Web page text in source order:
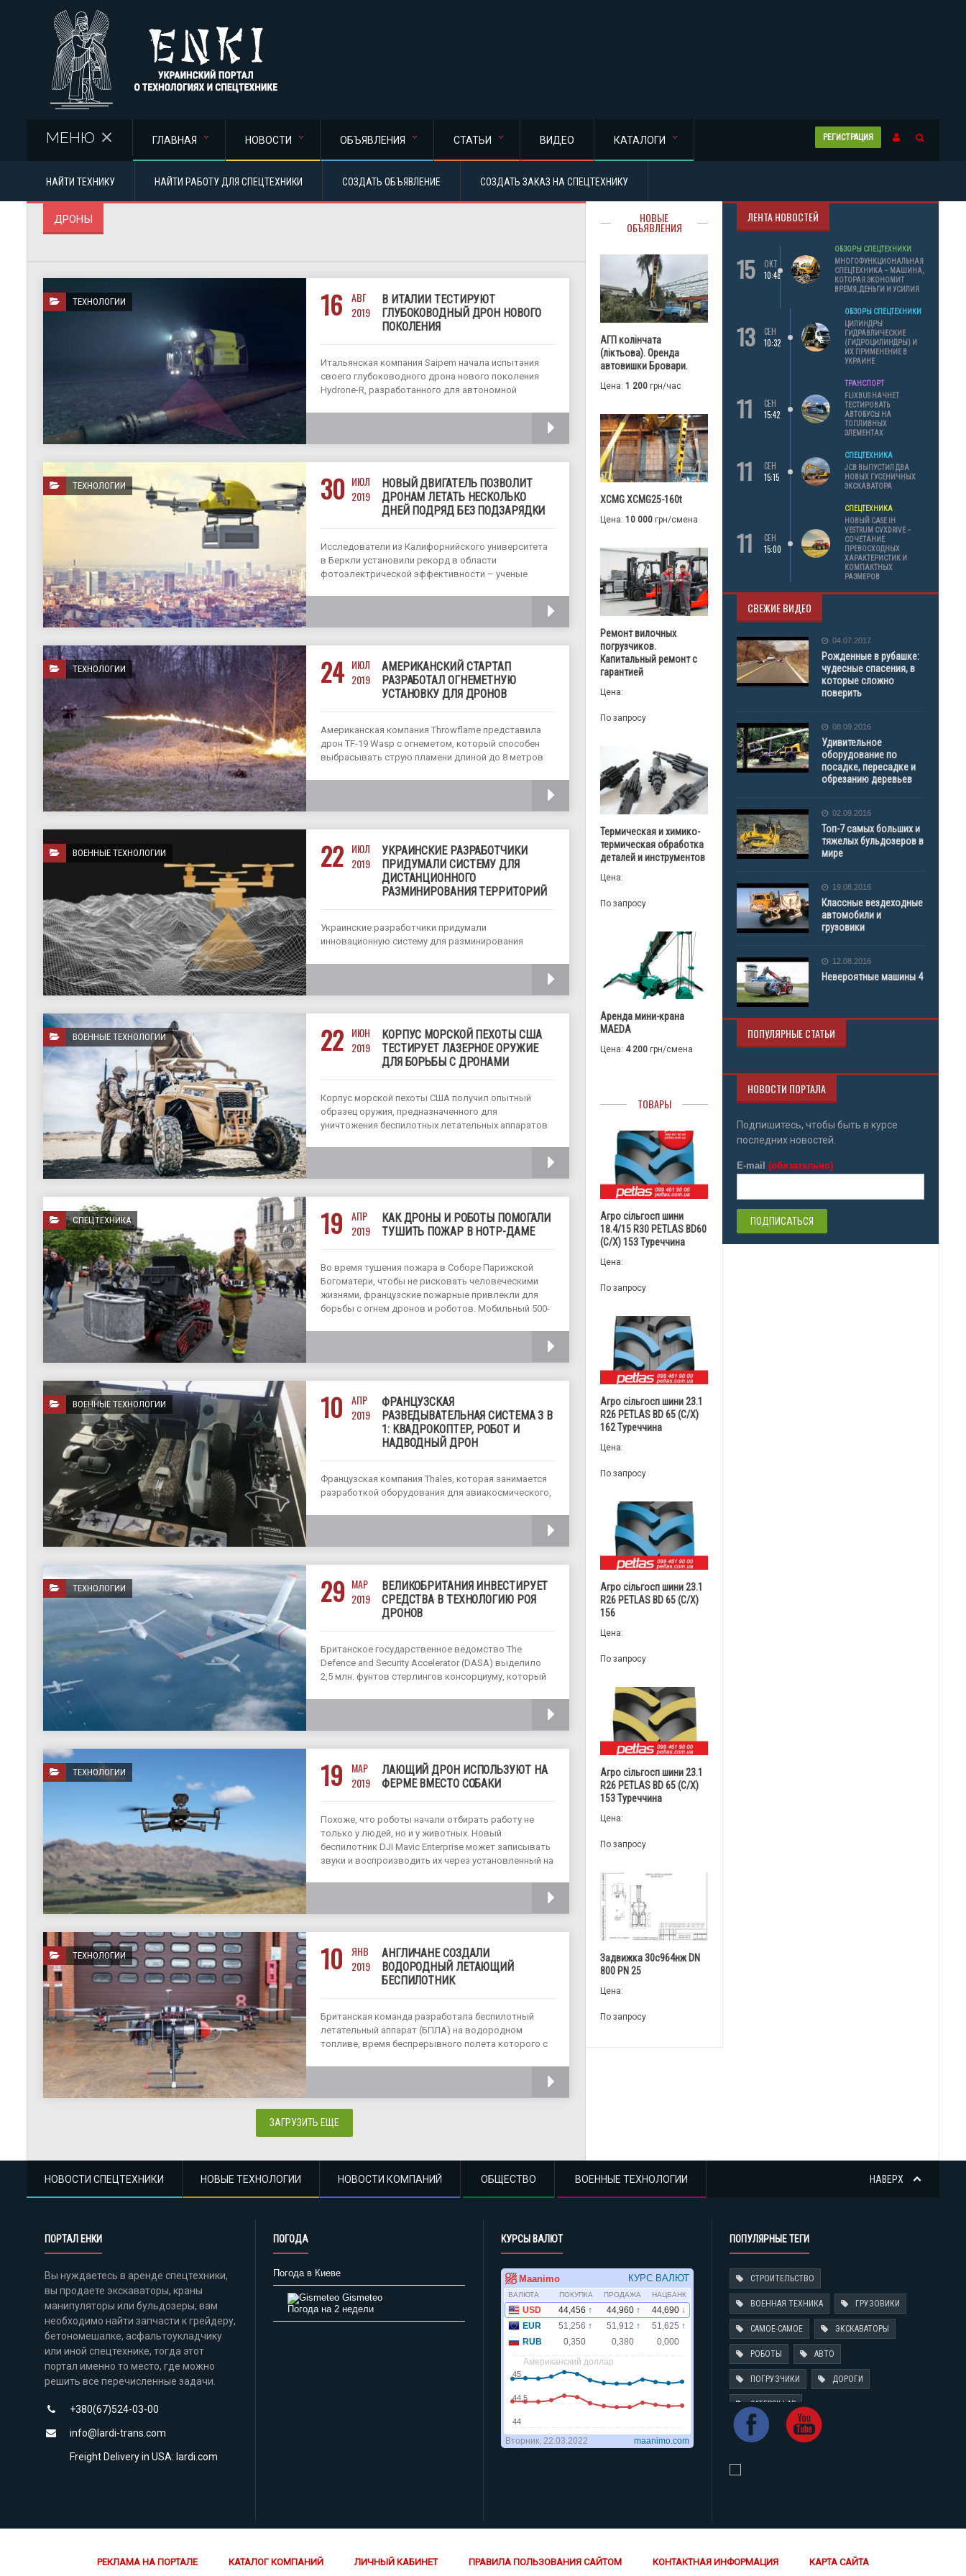
РЕГИСТРАЦИЯ
МЕНЮ ГЛАВНАЯ НОВОСТИ ОБЪЯВЛЕНИЯ СТАТЬИ ВИДЕО КАТАЛОГИ
НАЙТИ ТЕХНИКУ НАЙТИ РАБОТУ ДЛЯ СПЕЦТЕХНИКИ СОЗДАТЬ ОБЪЯВЛЕНИЕ СОЗДАТЬ ЗАКАЗ НА СПЕЦТЕХНИКУ
ДРОНЫ
ТЕХНОЛОГИИ 16
АВГ
2019
В ИТАЛИИ ТЕСТИРУЮТ
ГЛУБОКОВОДНЫЙ ДРОН НОВОГО
ПОКОЛЕНИЯ
Итальянская компания Saipem начала испытания
своего глубоководного дрона нового поколения
Hydrone-R, разработанного для автономной
года. В рамках программы Hydrone было
ЧИТАТЬ
ТЕХНОЛОГИИ 30 ИЮЛ
2019
НОВЫЙ ДВИГАТЕЛЬ ПОЗВОЛИТ
ДРОНАМ ЛЕТАТЬ НЕСКОЛЬКО
ДНЕЙ ПОДРЯД БЕЗ ПОДЗАРЯДКИ
Исследователи из Калифорнийского университета
в Беркли установили рекорд в области
фотоэлектрической эффективности – ученые
последние 15 лет способность устройств
ТЕХНОЛОГИИ 24 ИЮЛ
2019
АМЕРИКАНСКИЙ СТАРТАП
РАЗРАБОТАЛ ОГНЕМЕТНУЮ
УСТАНОВКУ ДЛЯ ДРОНОВ
Американская компания Throwflame представила
дрон TF-19 Wasp с огнеметом, который способен
выбрасывать струю пламени длиной до 8 метров
выполнение задач опасно для человека. TF-19 Wasp
– это не
ЧИТАТЬ
ВОЕННЫЕ ТЕХНОЛОГИИ 22 ИЮЛ
2019
УКРАИНСКИЕ РАЗРАБОТЧИКИ
ПРИДУМАЛИ СИСТЕМУ ДЛЯ
ДИСТАНЦИОННОГО
РАЗМИНИРОВАНИЯ ТЕРРИТОРИЙ
Украинские разработчики придумали
инновационную систему для разминирования
разминировать до одного квадратного километра
в
ЧИТАТЬ
ВОЕННЫЕ ТЕХНОЛОГИИ 22 ИЮН
2019
КОРПУС МОРСКОЙ ПЕХОТЫ США
ТЕСТИРУЕТ ЛАЗЕРНОЕ ОРУЖИЕ
ДЛЯ БОРЬБЫ С ДРОНАМИ
Корпус морской пехоты США получил опытный
образец оружия, предназначенного для
уничтожения беспилотных летательных аппаратов
военными. «Данное устройство было разработано
ЧИТАТЬ
СПЕЦТЕХНИКА 19
АПР
2019
КАК ДРОНЫ И РОБОТЫ ПОМОГАЛИ
ТУШИТЬ ПОЖАР В НОТР-ДАМЕ
Во время тушения пожара в Соборе Парижской
Богоматери, чтобы не рисковать человеческими
жизнями, французские пожарные привлекли для
борьбы с огнем дронов и роботов. Мобильный 500-
ЧИТАТЬ
ВОЕННЫЕ ТЕХНОЛОГИИ 10
АПР
2019
ФРАНЦУЗСКАЯ
РАЗВЕДЫВАТЕЛЬНАЯ СИСТЕМА 3 В
1: КВАДРОКОПТЕР, РОБОТ И
НАДВОДНЫЙ ДРОН
Французская компания Thales, которая занимается
разработкой оборудования для авиакосмического,
модульная роботизированная система, которую
ЧИТАТЬ
ТЕХНОЛОГИИ 29 МАР
2019
ВЕЛИКОБРИТАНИЯ ИНВЕСТИРУЕТ
СРЕДСТВА В ТЕХНОЛОГИЮ РОЯ
ДРОНОВ
Британское государственное ведомство The
Defence and Security Accelerator (DASA) выделило
2,5 млн. фунтов стерлингов консорциуму, который
Проект «Many Drones Make Light Work» является
ЧИТАТЬ
ТЕХНОЛОГИИ 19
МАР
2019
ЛАЮЩИЙ ДРОН ИСПОЛЬЗУЮТ НА
ФЕРМЕ ВМЕСТО СОБАКИ
Похоже, что роботы начали отбирать работу не
только у людей, но и у животных. Новый
беспилотник DJI Mavic Enterprise может записывать
звуки и воспроизводить их через установленный на
ЧИТАТЬ
ТЕХНОЛОГИИ 10
ЯНВ
2019
АНГЛИЧАНЕ СОЗДАЛИ
ВОДОРОДНЫЙ ЛЕТАЮЩИЙ
БЕСПИЛОТНИК
Британская команда разработала беспилотный
летательный аппарат (БПЛА) на водородном
топливе, время беспрерывного полета которого с
разработала многороторный летательный аппарат,
работающий от водородного топливного элемента
Intelligent Energy. Заказчиком
ЗАГРУЗИТЬ ЕЩЕ
НОВЫЕ
ОБЪЯВЛЕНИЯ
АГП колінчата
(ліктьова). Оренда
автовишки Бровари.
Цена: 1 200 грн/час
XCMG XCMG25-160t
Цена: 10 000 грн/смена
Ремонт вилочных
погрузчиков.
Капитальный ремонт с
гарантией
Цена:
По запросу
Термическая и химико-
термическая обработка
деталей и инструментов
Цена:
По запросу
Аренда мини-крана
MAEDA
Цена: 4 200 грн/смена
ТОВАРЫ
Агро сільгосп шини
18.4/15 R30 PETLAS BD60
(С/Х) 153 Туреччина
Цена:
По запросу
Агро сільгосп шини 23.1
R26 PETLAS BD 65 (С/Х)
162 Туреччина
Цена:
По запросу
Агро сільгосп шини 23.1
R26 PETLAS BD 65 (С/Х)
156
Цена:
По запросу
Агро сільгосп шини 23.1
R26 PETLAS BD 65 (С/Х)
153 Туреччина
Цена:
По запросу
Задвижка 30с964нж DN
800 PN 25
Цена:
По запросу
ЛЕНТА НОВОСТЕЙ
15
ОКТ
10:48
ОБЗОРЫ СПЕЦТЕХНИКИ
МНОГОФУНКЦИОНАЛЬНАЯ
СПЕЦТЕХНИКА – МАШИНА,
КОТОРАЯ ЭКОНОМИТ
ВРЕМЯ, ДЕНЬГИ И УСИЛИЯ
13
СЕН
10:32
ОБЗОРЫ СПЕЦТЕХНИКИ
ЦИЛИНДРЫ
ГИДРАВЛИЧЕСКИЕ
(ГИДРОЦИЛИНДРЫ) И
ИХ ПРИМЕНЕНИЕ В
УКРАИНЕ
11
СЕН
15:42
ТРАНСПОРТ
FLIXBUS НАЧНЕТ
ТЕСТИРОВАТЬ
АВТОБУСЫ НА
ТОПЛИВНЫХ
ЭЛЕМЕНТАХ
11
СЕН
15:15
СПЕЦТЕХНИКА
JCB ВЫПУСТИЛ ДВА
НОВЫХ ГУСЕНИЧНЫХ
ЭКСКАВАТОРА
11
СЕН
15:00
СПЕЦТЕХНИКА
НОВЫЙ CASE IH
VESTRUM CVXDRIVE –
СОЧЕТАНИЕ
ПРЕВОСХОДНЫХ
ХАРАКТЕРИСТИК И
КОМПАКТНЫХ
РАЗМЕРОВ
СВЕЖИЕ ВИДЕО
04.07.2017
Рожденные в рубашке:
чудесные спасения, в
которые сложно
поверить
08.09.2016
Удивительное
оборудование по
посадке, пересадке и
обрезанию деревьев
02.09.2016
Топ-7 самых больших и
тяжелых бульдозеров в
мире
19.08.2016
Классные вездеходные
автомобили и
грузовики
12.08.2016
Невероятные машины 4
ПОПУЛЯРНЫЕ СТАТЬИ
НОВОСТИ ПОРТАЛА
Подпишитесь, чтобы быть в курсе
последних новостей.
E-mail(обязательно)
НАВЕРХ
НОВОСТИ СПЕЦТЕХНИКИ НОВЫЕ ТЕХНОЛОГИИ НОВОСТИ КОМПАНИЙ ОБЩЕСТВО ВОЕННЫЕ ТЕХНОЛОГИИ
ПОРТАЛ ЕНКИ
Вы нуждаетесь в аренде спецтехники,
вы продаете экскаваторы, краны
манипуляторы или бульдозеры, вам
необходимо найти запчасти к грейдеру,
бетономешалке, асфальтоукладчику
или иной спецтехнике, тогда этот
портал именно то место, где можно
решить все перечисленные задачи.
+380(67)524-03-00
info@lardi-trans.com
Freight Delivery in USA: lardi.com
ПОГОДА
Погода в Киеве
Gismeteo
Погода на 2 недели
КУРСЫ ВАЛЮТ ПОПУЛЯРНЫЕ ТЕГИ
СТРОИТЕЛЬСТВО
ВОЕННАЯ ТЕХНИКА ГРУЗОВИКИ
САМОЕ-САМОЕ ЭКСКАВАТОРЫ
РОБОТЫ АВТО
ПОГРУЗЧИКИ ДОРОГИ
CATERPILLAR
РЕКЛАМА НА ПОРТАЛЕ КАТАЛОГ КОМПАНИЙ ЛИЧНЫЙ КАБИНЕТ ПРАВИЛА ПОЛЬЗОВАНИЯ САЙТОМ КОНТАКТНАЯ ИНФОРМАЦИЯ КАРТА САЙТА